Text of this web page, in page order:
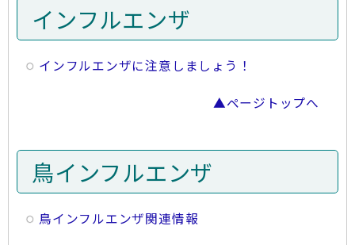
インフルエンザ
インフルエンザに注意しましょう！
▲ページトップへ
鳥インフルエンザ
鳥インフルエンザ関連情報